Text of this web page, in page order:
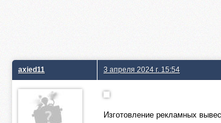
axied11 3 апреля 2024 г. 15:54
Изготовление рекламных